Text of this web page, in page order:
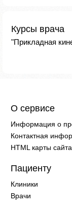
Курсы врача
"Прикладная
О сервисе
Информация о
Контактная
HTML карты сайта
Пациенту
Клиники
Врачи